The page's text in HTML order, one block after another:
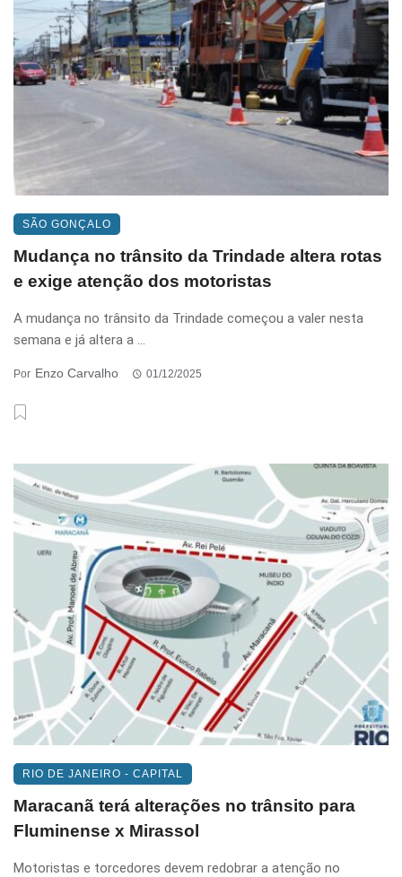
SÃO GONÇALO
Mudança no trânsito da Trindade altera rotas
e exige atenção dos motoristas
A mudança no trânsito da Trindade começou a valer nesta
semana e já altera a ...
Por Enzo Carvalho 01/12/2025
RIO DE JANEIRO - CAPITAL
Maracanã terá alterações no trânsito para
Fluminense x Mirassol
Motoristas e torcedores devem redobrar a atenção no